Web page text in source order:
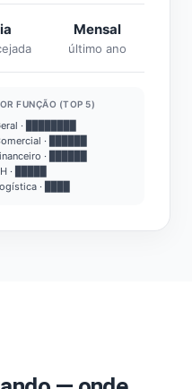
Mensal
último ano
FUNÇÃO (TOP 5)
· ████████
· ██████
· ██████
· █████
· ████